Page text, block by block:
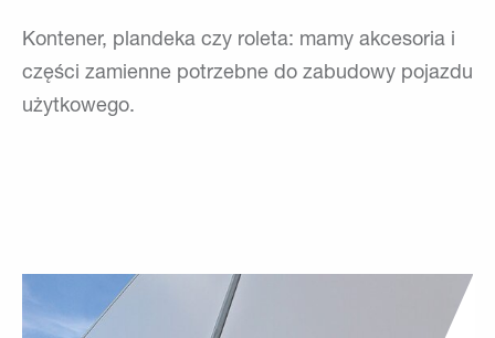
Kontener, plandeka czy roleta: mamy akcesoria i
części zamienne potrzebne do zabudowy pojazdu
użytkowego.